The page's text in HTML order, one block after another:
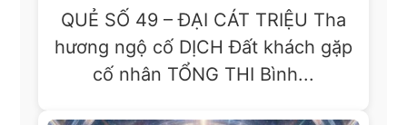
QUẺ SỐ 49 – ĐẠI CÁT TRIỆU Tha
hương ngộ cố DỊCH Đất khách gặp
cố nhân TỔNG THI Bình...